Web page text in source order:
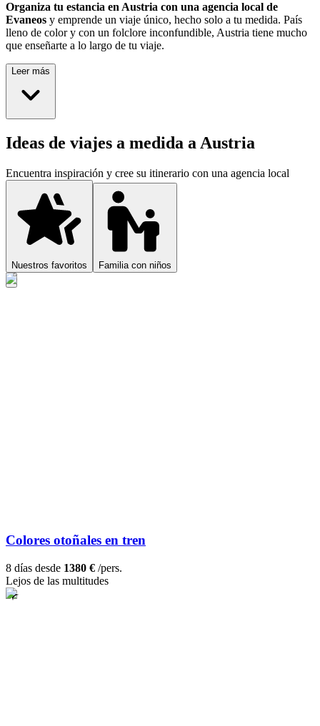
Organiza tu estancia en Austria con una agencia local de
Evaneos y emprende un viaje único, hecho solo a tu medida. País
lleno de color y con un folclore inconfundible, Austria tiene mucho
que enseñarte a lo largo de tu viaje.
Leer más
Ideas de viajes a medida a Austria
Encuentra inspiración y cree su itinerario con una agencia local
Nuestros favoritos Familia con niños
Colores otoñales en tren
8 días desde 1380 € /pers.
Lejos de las multitudes